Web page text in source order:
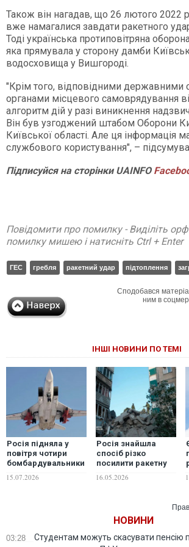
Також він нагадав, що 26 лютого 2022
вже намагалися завдати ракетного
Тоді українська протиповітряна
яка прямувала у сторону дамби
водосховища у Вишгороді.
"Крім того, відповідними державними
органами місцевого самоврядування
алгоритм дій у разі виникнення
Він був узгоджений штабом Оборони
Київської області. Але ця інформація
службового користування", –
Підписуйся на сторінки UAINFO
Повідомити про помилку - Виділіть
помилку мишею і натисніть Ctrl + Enter
ГЕС гребля ракетний удар підтоплення
Сподобався
ним в
ІНШІ НОВИНИ ПО ТЕМІ
Росія підняла у
повітря чотири
бомбардувальники
сили попередили
15.07.2026
Росія знайшла
спосіб різко
посилити ракетну
- ISW
16.05.2026
НОВИНИ
03:28
Студентам можуть скасувати пенсію